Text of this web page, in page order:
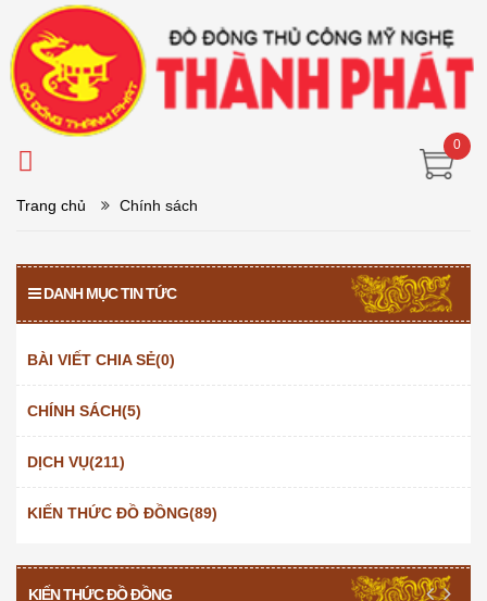
0
Trang chủ Chính sách
DANH MỤC TIN TỨC
BÀI VIẾT CHIA SẺ(0)
CHÍNH SÁCH(5)
DỊCH VỤ(211)
KIẾN THỨC ĐỒ ĐỒNG(89)
KIẾN THỨC ĐỒ ĐỒNG